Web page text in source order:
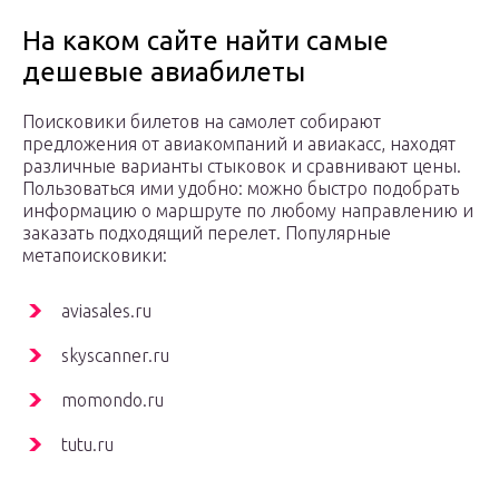
На каком сайте найти самые
дешевые авиабилеты
Поисковики билетов на самолет собирают
предложения от авиакомпаний и авиакасс, находят
различные варианты стыковок и сравнивают цены.
Пользоваться ими удобно: можно быстро подобрать
информацию о маршруте по любому направлению и
заказать подходящий перелет. Популярные
метапоисковики:
aviasales.ru
skyscanner.ru
momondo.ru
tutu.ru